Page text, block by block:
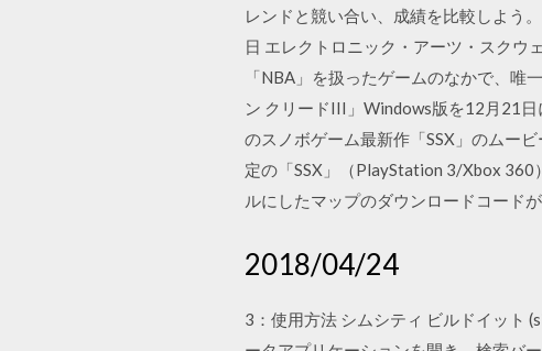
レンドと競い合い、成績を比較しよう
日 エレクトロニック・アーツ・スクウ
「NBA」を扱ったゲームのなかで、唯
ン クリードIII」Windows版を12月21
のスノボゲーム最新作「SSX」のムー
定の「SSX」（PlayStation 3/Xbox
ルにしたマップのダウンロードコード
2018/04/24
3：使用方法 シムシティ ビルドイット